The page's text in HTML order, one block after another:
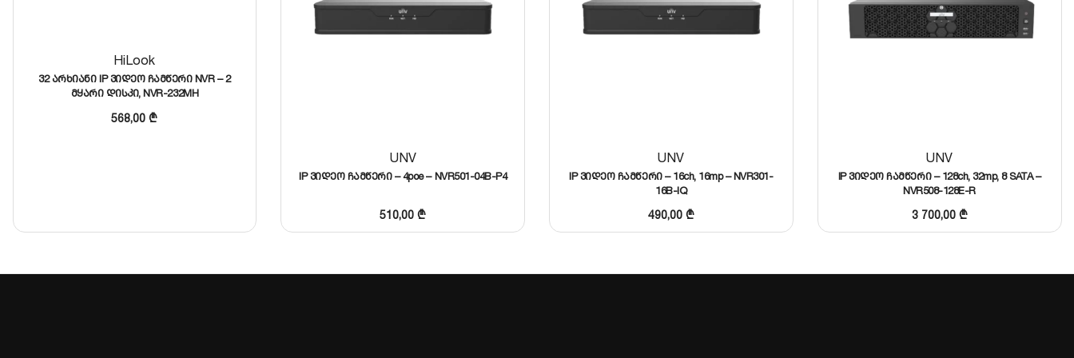
H.265+/H.265/H.264+/H.264 (ზოგავს მყარი დისკის სივრცეს 75%-მდე)
მეხსიერების საცავი:
ინტერფეისები:1x HDMI (4K), 1x VGA (1080p), Audio I/O, USB პორტები
HiLook
32 არხიანი IP ვიდეო ჩამწერი NVR – 2
მყარი დისკი, NVR-232MH
568,00₾
UNV
IP ვიდეო ჩამწერი – 4poe – NVR501-04B-P4
510,00₾
UNV
IP ვიდეო ჩამწერი – 16ch, 16mp – NVR301-
16B-IQ
490,00 ₾
UNV
IP ვიდეო ჩამწერი – 128ch, 32mp, 8 SATA –
NVR508-128E-R
3 700,00 ₾